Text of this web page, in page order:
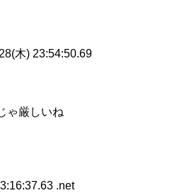
木) 23:54:50.69
ゃ厳しいね
.net